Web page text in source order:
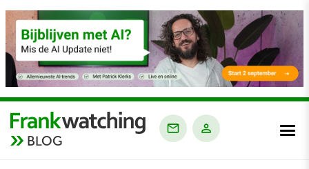
BLOG